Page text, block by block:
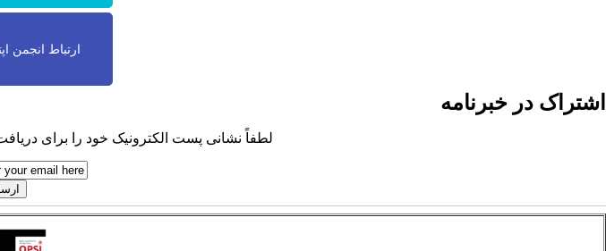
ارتباط انجمن
اشتراک در خبرنامه
لطفاً نشانی پست الکترونیک خود را برای دریافت